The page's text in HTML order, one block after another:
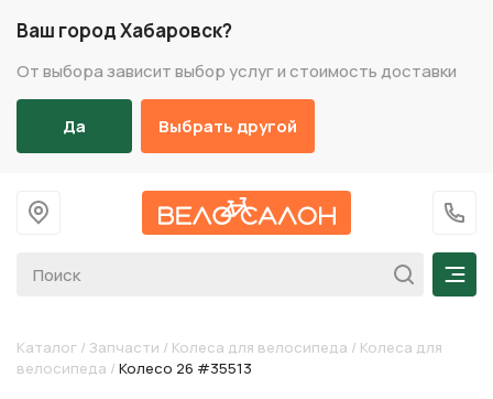
Ваш город Хабаровск?
От выбора зависит выбор услуг и стоимость доставки
Да Выбрать другой
На главную
+7
Каталог / Запчасти / Колеса для велосипеда / Колеса для
велосипеда / Колесо 26 #35513